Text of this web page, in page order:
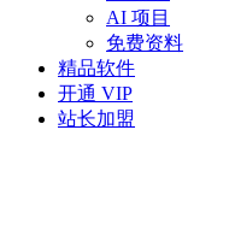
AI 项目
免费资料
精品软件
开通 VIP
站长加盟